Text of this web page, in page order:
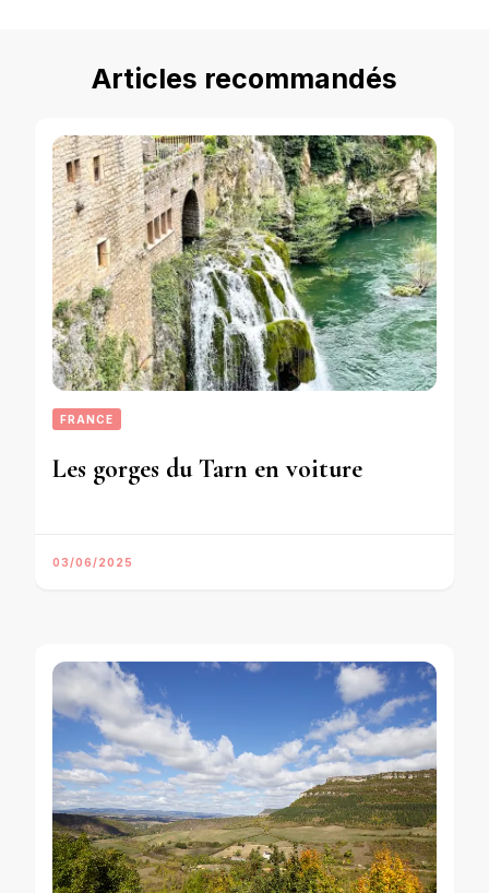
Articles recommandés
FRANCE
Les gorges du Tarn en voiture
03/06/2025